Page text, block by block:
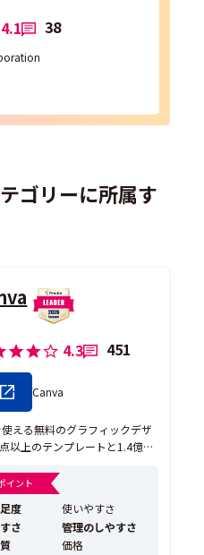
4.1 38
ゴリーに所属す
4.3 451
Canva
える無料のグラフィックデザ
以上のテンプレートと1.4億点
作で直感的にあらゆるデザイ
フェッショナルに見え...
イント
度
使いやすさ
さ
管理のしやすさ
価格